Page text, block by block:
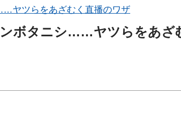
ヤツらをあざむく直播のワザ
ボタニシ……ヤツらをあざ